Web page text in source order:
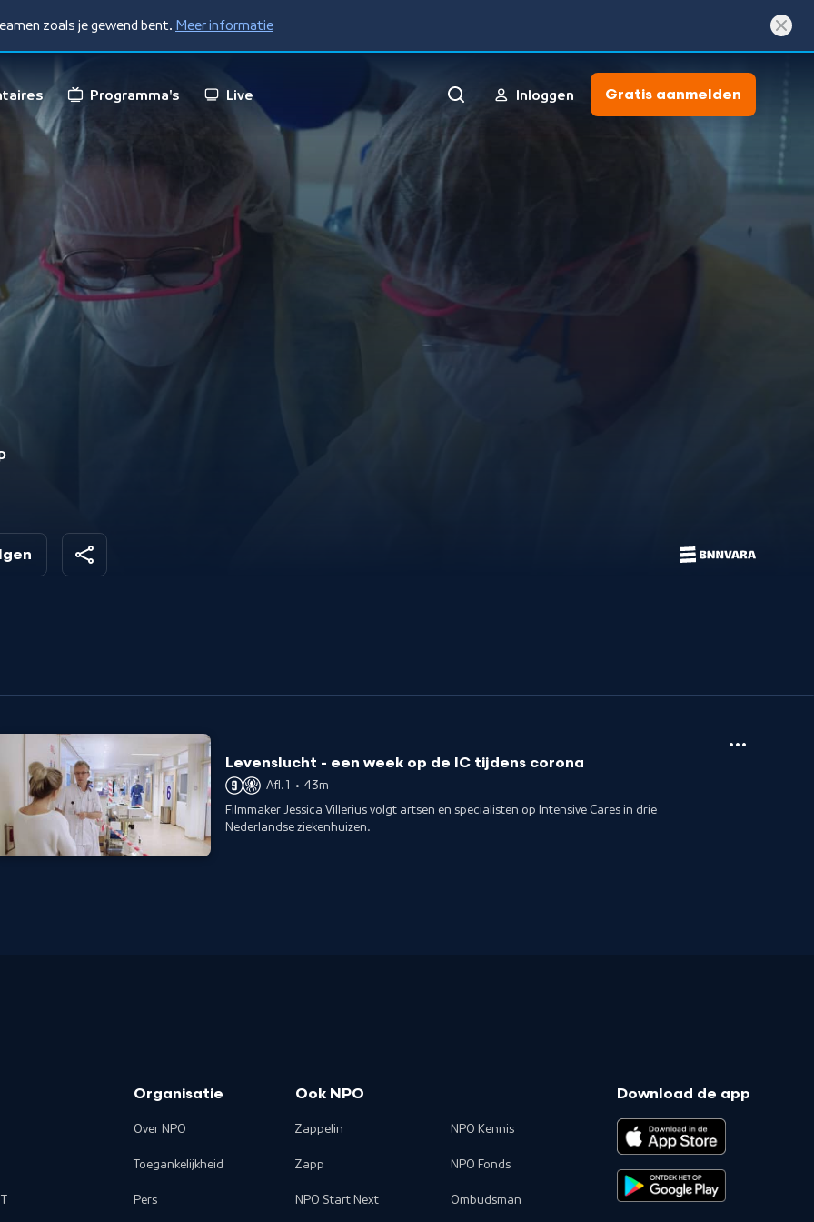
zoals je gewend bent. Meer informatie
Programma's Live Inloggen Gratis aanmelden
Levenslucht - een week op de IC tijdens corona
Afl. 1 • 43m
Filmmaker Jessica Villerius volgt artsen en specialisten op Intensive Cares in drie
Nederlandse ziekenhuizen.
Organisatie
Over NPO
Toegankelijkheid
Pers
Ook NPO
Zappelin
Zapp
NPO Start Next
NPO Kennis
NPO Fonds
Ombudsman
Download de app